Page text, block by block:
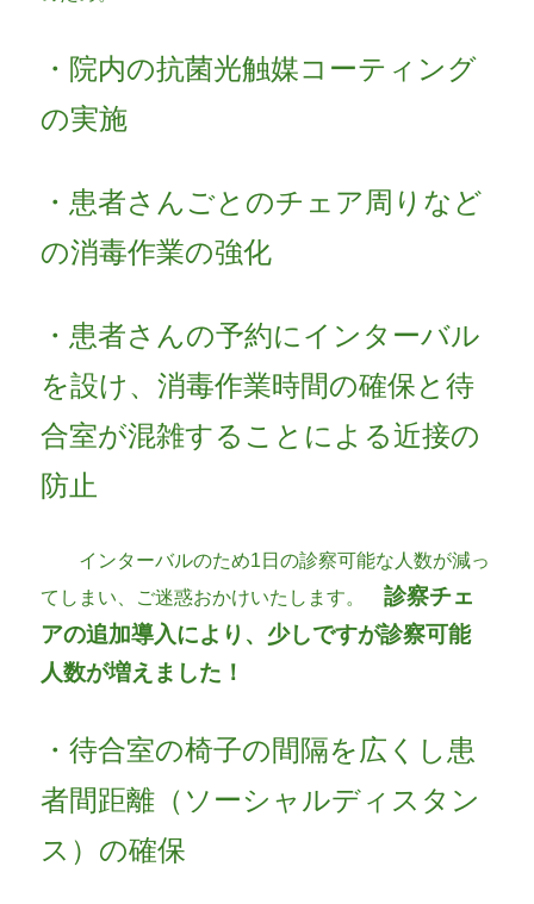
・院内の抗菌光触媒コーティング
の実施
・患者さんごとのチェア周りなど
の消毒作業の強化
・患者さんの予約にインターバル
を設け、消毒作業時間の確保と待
合室が混雑することによる近接の
防止
インターバルのため1日の診察可能な人数が減っ
てしまい、ご迷惑おかけいたします。
診察チェ
アの追加導入により、少しですが診察可能
人数が増えました！
・待合室の椅子の間隔を広くし患
者間距離（ソーシャルディスタン
ス）の確保